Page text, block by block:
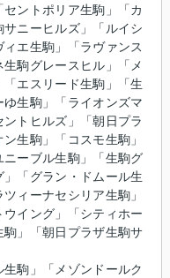
ントポリア生駒」「カ
ニーヒルズ」「ルイシ
エ生駒」「ラヴァンス
駒グレースヒル」「メ
エスリード生駒」「生
生駒」「ライオンズマ
トヒルズ」「朝日プラ
生駒」「コスモ生駒」
ニーブル生駒」「生駒グ
「グラン・ドムール生
ィーナセシリア生駒」
ウイング」「シティホー
」「朝日プラザ生駒サ
駒」「メゾンドールク